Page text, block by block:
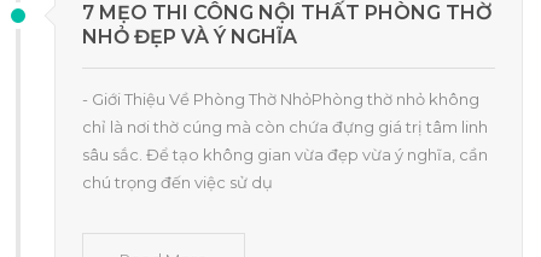
7 MẸO THI CÔNG NỘI THẤT PHÒNG THỜ
NHỎ ĐẸP VÀ Ý NGHĨA
- Giới Thiệu Về Phòng Thờ NhỏPhòng thờ nhỏ không
chỉ là nơi thờ cúng mà còn chứa đựng giá trị tâm linh
sâu sắc. Để tạo không gian vừa đẹp vừa ý nghĩa, cần
chú trọng đến việc sử dụ